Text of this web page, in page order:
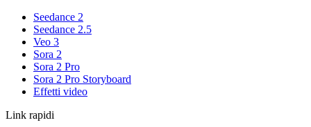
Seedance 2
Seedance 2.5
Veo 3
Sora 2
Sora 2 Pro
Sora 2 Pro Storyboard
Effetti video
Link rapidi